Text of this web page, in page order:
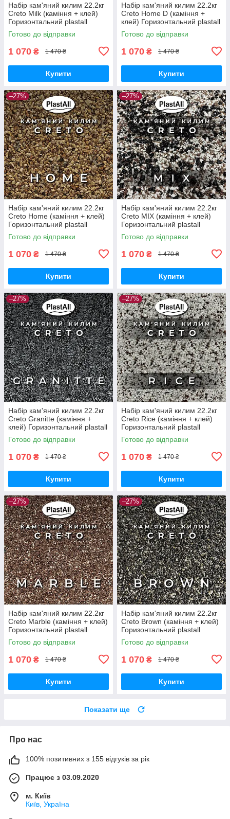
Набір кам'яний килим 22.2кг
Creto Milk (каміння + клей)
Горизонтальний plastall
Готово до відправки
1 070 ₴ 1 470 ₴
Купити
Набір кам'яний килим 22.2кг
Creto Home D (каміння +
клей) Горизонтальний plastall
Готово до відправки
1 070 ₴ 1 470 ₴
Купити
–27%
Набір кам'яний килим 22.2кг
Creto Home (каміння + клей)
Горизонтальний plastall
Готово до відправки
1 070 ₴ 1 470 ₴
Купити
–27%
Набір кам'яний килим 22.2кг
Creto MIX (каміння + клей)
Горизонтальний plastall
Готово до відправки
1 070 ₴ 1 470 ₴
Купити
–27%
Набір кам'яний килим 22.2кг
Creto Granitte (каміння +
клей) Горизонтальний plastall
Готово до відправки
1 070 ₴ 1 470 ₴
Купити
–27%
Набір кам'яний килим 22.2кг
Creto Rice (каміння + клей)
Горизонтальний plastall
Готово до відправки
1 070 ₴ 1 470 ₴
Купити
–27%
Набір кам'яний килим 22.2кг
Creto Marble (каміння + клей)
Горизонтальний plastall
Готово до відправки
1 070 ₴ 1 470 ₴
Купити
–27%
Набір кам'яний килим 22.2кг
Creto Brown (каміння + клей)
Горизонтальний plastall
Готово до відправки
1 070 ₴ 1 470 ₴
Купити
Показати ще
Про нас
100% позитивних з 155 відгуків за рік
Працює з 03.09.2020
м. Київ
Київ, Україна